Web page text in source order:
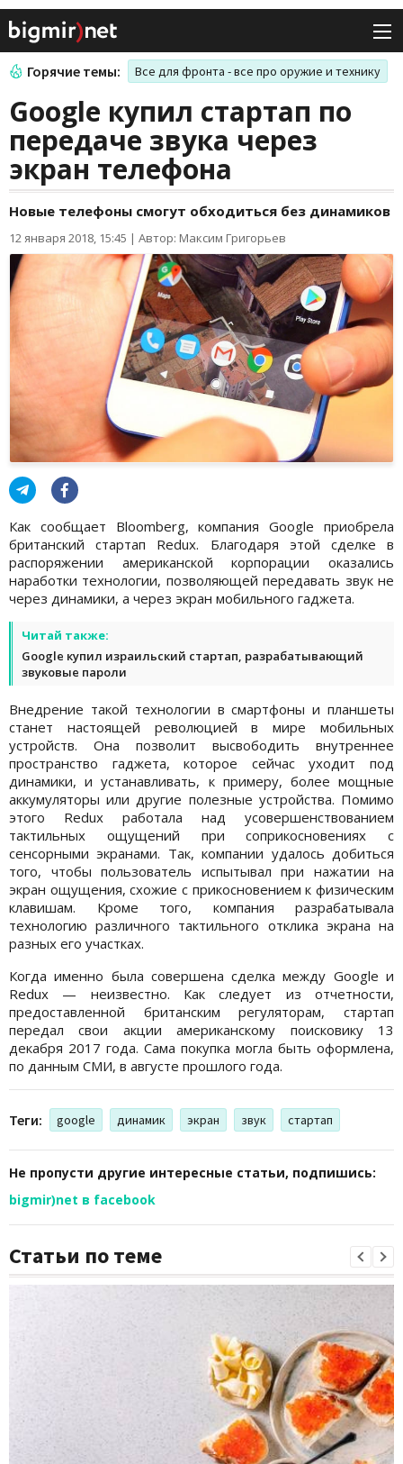
Горячие темы: Все для фронта - все про оружие и технику
Google купил стартап по
передаче звука через
экран телефона
Новые телефоны смогут обходиться без динамиков
12 января 2018, 15:45 | Автор: Максим Григорьев
Как сообщает Bloomberg, компания Google приобрела
британский стартап Redux. Благодаря этой сделке в
распоряжении американской корпорации оказались
наработки технологии, позволяющей передавать звук не
через динамики, а через экран мобильного гаджета.
Читай также:
Google купил израильский стартап, разрабатывающий
звуковые пароли
Внедрение такой технологии в смартфоны и планшеты
станет настоящей революцией в мире мобильных
устройств. Она позволит высвободить внутреннее
пространство гаджета, которое сейчас уходит под
динамики, и устанавливать, к примеру, более мощные
аккумуляторы или другие полезные устройства. Помимо
этого Redux работала над усовершенствованием
тактильных ощущений при соприкосновениях с
сенсорными экранами. Так, компании удалось добиться
того, чтобы пользователь испытывал при нажатии на
экран ощущения, схожие с прикосновением к физическим
клавишам. Кроме того, компания разрабатывала
технологию различного тактильного отклика экрана на
разных его участках.
Когда именно была совершена сделка между Google и
Redux — неизвестно. Как следует из отчетности,
предоставленной британским регуляторам, стартап
передал свои акции американскому поисковику 13
декабря 2017 года. Сама покупка могла быть оформлена,
по данным СМИ, в августе прошлого года.
Теги: google динамик экран звук стартап
Не пропусти другие интересные статьи, подпишись:
bigmir)net в facebook
Статьи по теме